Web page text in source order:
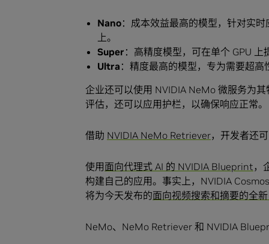
Nano：成本效益最高的模型，针对实
上。
Super ：高精度模型，可在单个 GPU 上
Ultra ：精度最高的模型，专为需要超高
企业还可以使用 NVIDIA NeMo 微服务为
评估，还可以应用护栏，以确保响应正常。
借助 NVIDIA NeMo Retriever，开发者还
使用面向代理式 AI 的 NVIDIA Blueprint，
构建自己的应用。事实上，NVIDIA
将为今天发布的面向视频搜索和摘要的全
NeMo、NeMo Retriever 和 NVIDIA